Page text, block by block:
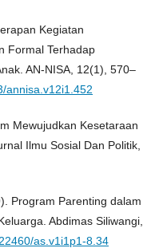
Kegiatan
Formal Terhadap
AN-NISA, 12(1), 570–
annisa.v12i1.452
Mewujudkan Kesetaraan
Ilmu Sosial Dan Politik,
Program Parenting dalam
Abdimas Siliwangi,
as.v1i1p1-8.34